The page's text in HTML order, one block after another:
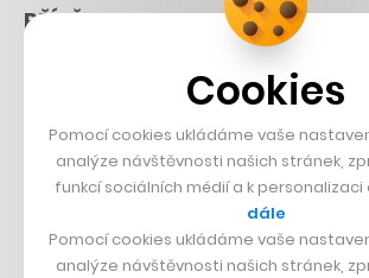
PŘÍBĚHY Z GASTRA
Boční projekt, co se zvrtnul
Francouzský šéfkuchař na Šumavě
Dva golfisti, co pečou
DESIGN
Bomma není tichá
Cookies
Pomocí cookies ukládáme vaše
analýze návštěvnosti našich stránek,
funkcí sociálních médií a k personalizaci
dále
Pomocí cookies ukládáme vaše
analýze návštěvnosti našich stránek,